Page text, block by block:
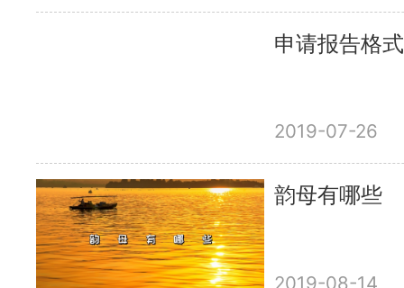
申请报告格式
2019-07-26
韵母有哪些
2019-08-14